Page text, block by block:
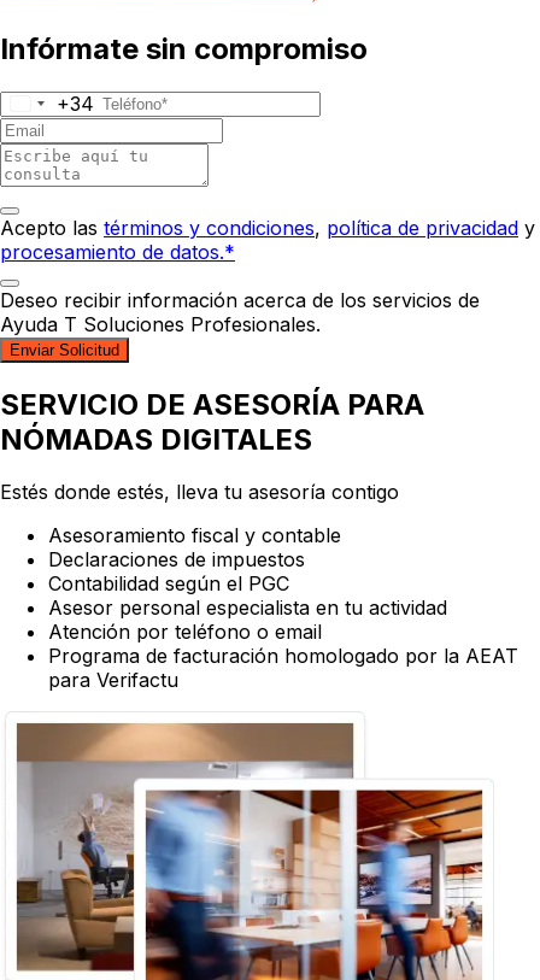
Infórmate sin compromiso
+34
Acepto las términos y condiciones, política de privacidad y
procesamiento de datos.*
Deseo recibir información acerca de los servicios de
Ayuda T Soluciones Profesionales.
Enviar Solicitud
SERVICIO DE ASESORÍA PARA
NÓMADAS DIGITALES
Estés donde estés, lleva tu asesoría contigo
Asesoramiento fiscal y contable
Declaraciones de impuestos
Contabilidad según el PGC
Asesor personal especialista en tu actividad
Atención por teléfono o email
Programa de facturación homologado por la AEAT
para Verifactu